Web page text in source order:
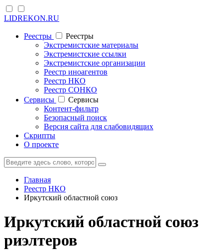
LIDREKON.RU
Реестры
Реестры
Экстремистские материалы
Экстремистские ссылки
Экстремистские организации
Реестр иноагентов
Реестр НКО
Реестр СОНКО
Cервисы
Cервисы
Контент-фильтр
Безопасный поиск
Версия сайта для слабовидящих
Скрипты
О проекте
Главная
Реестр НКО
Иркутский областной союз
Иркутский областной союз
риэлтеров